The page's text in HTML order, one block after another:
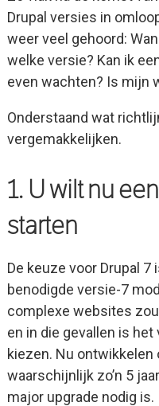
Drupal versies in
weer veel gehoord:
welke versie? Kan ik
even wachten? Is mijn
Onderstaand wat
vergemakkelijken.
1. U wilt nu
starten
De keuze voor Drupal
benodigde versie-7
complexe websites
en in die gevallen is
kiezen. Nu ontwikkelen
waarschijnlijk zo’n 5
major upgrade nodig is.